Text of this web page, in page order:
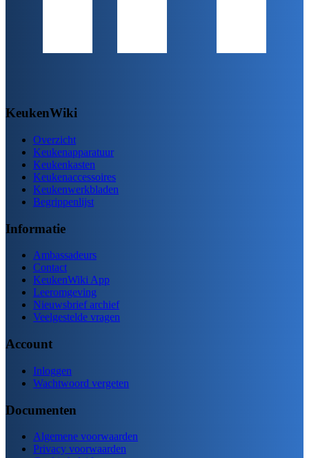
KeukenWiki
Overzicht
Keukenapparatuur
Keukenkasten
Keukenaccessoires
Keukenwerkbladen
Begrippenlijst
Informatie
Ambassadeurs
Contact
KeukenWiki App
Leeromgeving
Nieuwsbrief archief
Veelgestelde vragen
Account
Inloggen
Wachtwoord vergeten
Documenten
Algemene voorwaarden
Privacy voorwaarden